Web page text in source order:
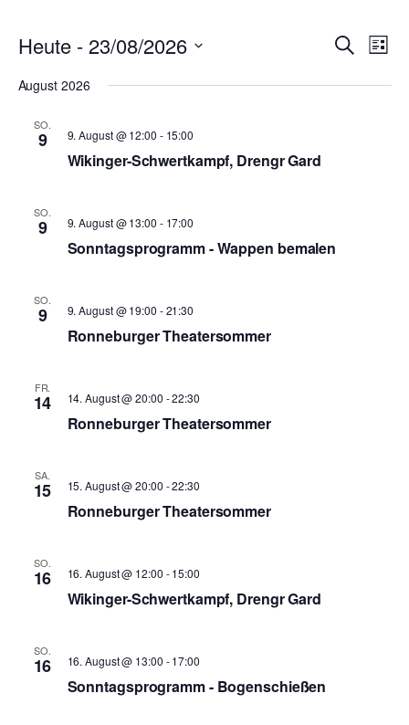
Suche
Liste
Heute - 23/08/2026
wählen.
August 2026
SO.
9 9. August @ 12:00 - 15:00
Wikinger-Schwertkampf, Drengr Gard
SO.
9 9. August @ 13:00 - 17:00
Sonntagsprogramm - Wappen bemalen
SO.
9 9. August @ 19:00 -21:30
Ronneburger Theatersommer
FR.
14 14. August @ 20:00 -22:30
Ronneburger Theatersommer
SA.
15 15. August @ 20:00 -22:30
Ronneburger Theatersommer
SO.
16 16. August @ 12:00 -15:00
Wikinger-Schwertkampf, Drengr Gard
SO.
16 16. August @ 13:00 -17:00
Sonntagsprogramm - Bogenschießen